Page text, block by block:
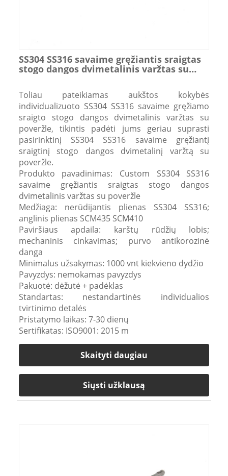
SS304 SS316 savaime gręžiantis sraigtas
stogo dangos dvimetalinis varžtas su
Toliau pateikiamas aukštos kokybės
individualizuoto SS304 SS316 savaime gręžiamo
sraigto stogo dangos dvimetalinis varžtas su
poveržle, tikintis padėti jums geriau suprasti
pasirinktinį SS304 SS316 savaime gręžiantį
sraigtinį stogo dangos dvimetalinį varžtą su
poveržle.
Produkto pavadinimas: Custom SS304 SS316
savaime gręžiantis sraigtas stogo dangos
dvimetalinis varžtas su poveržle
Medžiaga: nerūdijantis plienas SS304 SS316;
anglinis plienas SCM435 SCM410
Paviršiaus apdaila: karštų rūdžių lobis;
mechaninis cinkavimas; purvo antikorozinė
danga
Minimalus užsakymas: 1000 vnt kiekvieno dydžio
Pavyzdys: nemokamas pavyzdys
Pakuotė: dėžutė + padėklas
Standartas: nestandartinės individualios
tvirtinimo detalės
Pristatymo laikas: 7-30 dienų
Sertifikatas: ISO9001: 2015 m
Skaityti daugiau
Siųsti užklausą